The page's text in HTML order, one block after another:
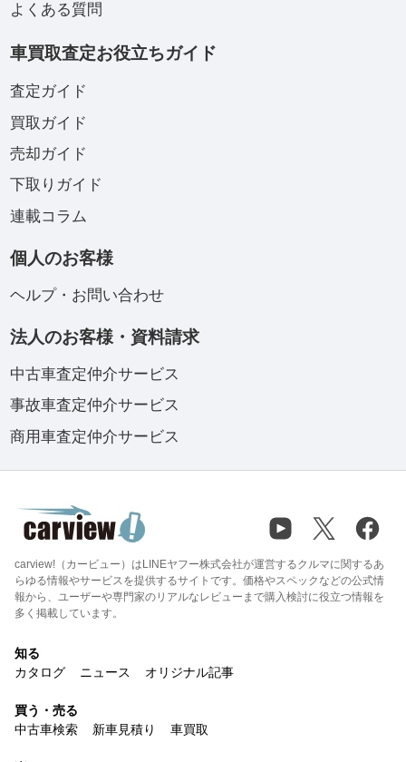
よくある質問
車買取査定お役立ちガイド
査定ガイド
買取ガイド
売却ガイド
下取りガイド
連載コラム
個人のお客様
ヘルプ・お問い合わせ
法人のお客様・資料請求
中古車査定仲介サービス
事故車査定仲介サービス
商用車査定仲介サービス
carview!（カービュー）はLINEヤフー株式会社が運営するクルマに関するあ
らゆる情報やサービスを提供するサイトです。価格やスペックなどの公式情
報から、ユーザーや専門家のリアルなレビューまで購入検討に役立つ情報を
多く掲載しています。
知る
カタログ
ニュース オリジナル記事
買う・売る
中古車検索
新車見積り 車買取